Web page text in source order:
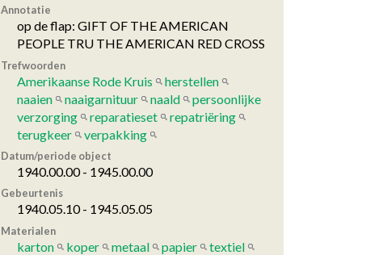
Annotatie
op de flap: GIFT OF THE AMERICAN
PEOPLE TRU THE AMERICAN RED CROSS
Trefwoorden
Amerikaanse Rode Kruis
herstellen
naaien
naaigarnituur naald
persoonlijke
verzorging
reparatieset
repatriëring
terugkeer
verpakking
Datum/periode object
1940.00.00 - 1945.00.00
Gebeurtenis
1940.05.10 - 1945.05.05
Materialen
karton koper metaal papier textiel